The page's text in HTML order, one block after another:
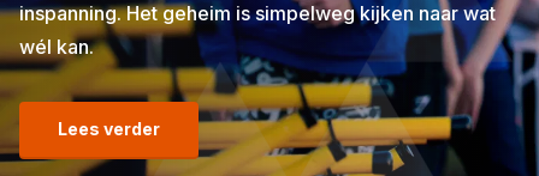
inspanning. Het geheim is simpelweg kijken naar wat
wél kan.
Lees verder